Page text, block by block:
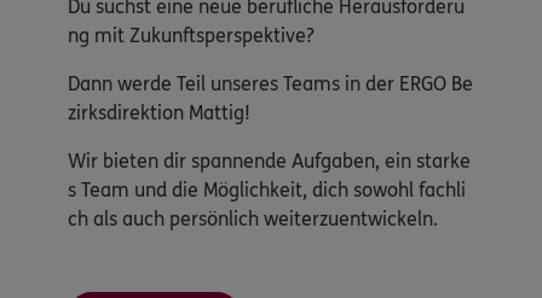
Du suchst eine neue berufliche Herausforderu
ng mit Zukunftsperspektive?
Dann werde Teil unseres Teams in der ERGO Be
zirksdirektion Mattig!
Wir bieten dir spannende Aufgaben, ein starke
s Team und die Möglichkeit, dich sowohl fachli
ch als auch persönlich weiterzuentwickeln.